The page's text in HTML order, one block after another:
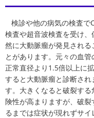
検診や他の病気の検査で
検査や超音波検査を受け、
然に大動脈瘤が発見される
とがあります。元々の血管
正常直径より1.5倍以上に
すると大動脈瘤と診断され
す。大きくなると破裂する
険性が高まりますが、破裂
るまでは症状が現れずサイ